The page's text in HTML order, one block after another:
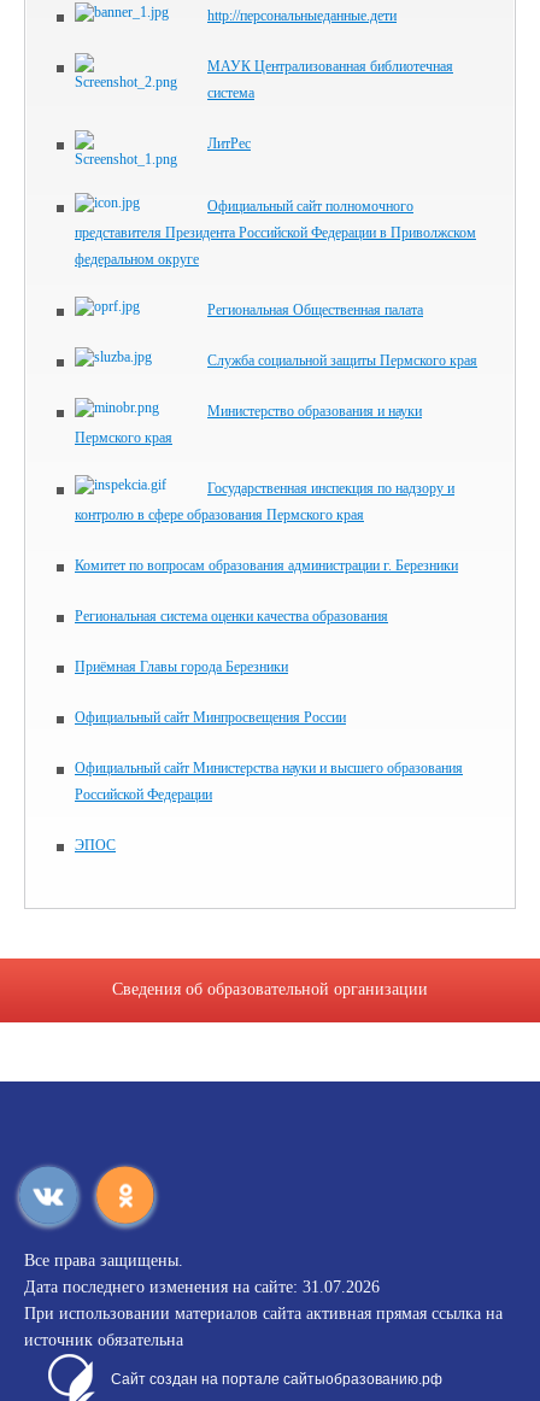
http://персональныеданные.дети
МАУК Централизованная библиотечная
система
ЛитРес
Официальный сайт полномочного
представителя Президента Российской Федерации в Приволжском
федеральном округе
Региональная Общественная палата
Служба социальной защиты Пермского края
Министерство образования и науки
Пермского края
Государственная инспекция по надзору и
контролю в сфере образования Пермского края
Комитет по вопросам образования администрации г. Березники
Региональная система оценки качества образования
Приёмная Главы города Березники
Официальный сайт Минпросвещения России
Официальный сайт Министерства науки и высшего образования
Российской Федерации
ЭПОС
Сведения об образовательной организации
Все права защищены.
Дата последнего изменения на сайте: 31.07.2026
При использовании материалов сайта активная прямая ссылка на
источник обязательна
Сайт создан на портале сайтыобразованию.рф